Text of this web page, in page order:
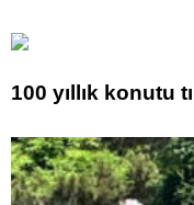
100 yıllık konutu